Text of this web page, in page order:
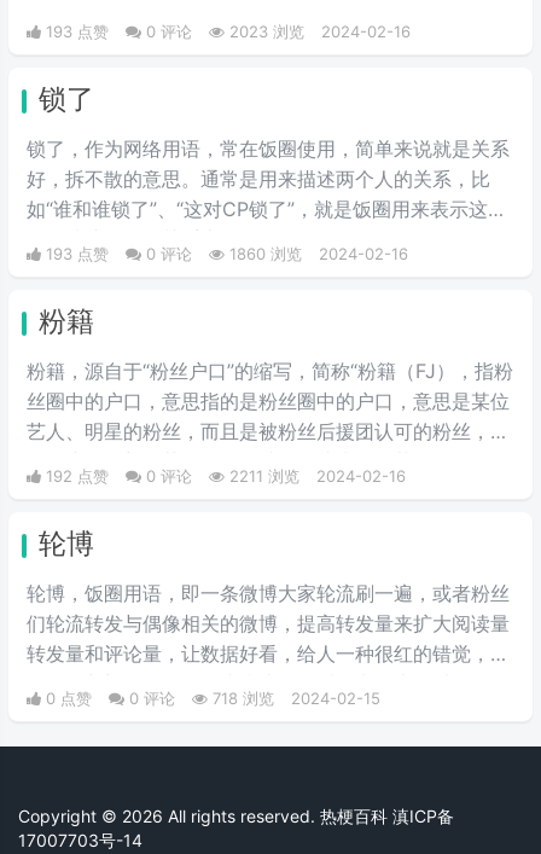
193 点赞 0 评论 2023 浏览 2024-02-16
锁了
锁了，作为网络用语，常在饭圈使用，简单来说就是关系
好，拆不散的意思。通常是用来描述两个人的关系，比
如“谁和谁锁了”、“这对CP锁了”，就是饭圈用来表示这两
个人情谊很深，关系十分好，锁住了，拆不散了。
193 点赞 0 评论 1860 浏览 2024-02-16
粉籍
粉籍，源自于“粉丝户口”的缩写，简称“粉籍（FJ），指粉
丝圈中的户口，意思指的是粉丝圈中的户口，意思是某位
艺人、明星的粉丝，而且是被粉丝后援团认可的粉丝，类
似于户口。想要获得粉籍，就需要成为一个艺人的粉丝，
并对他的作品、代言进行推广、支持，表达喜爱，直到获
192 点赞 0 评论 2211 浏览 2024-02-16
轮博
轮博，饭圈用语，即一条微博大家轮流刷一遍，或者粉丝
们轮流转发与偶像相关的微博，提高转发量来扩大阅读量
转发量和评论量，让数据好看，给人一种很红的错觉，这
是饭圈入门操作，动动小指头，用爱发电。也可以简单理
解为微博刷流量的行为。
0 点赞 0 评论 718 浏览 2024-02-15
Copyright © 2026 All rights reserved. 热梗百科 滇ICP备
17007703号-14